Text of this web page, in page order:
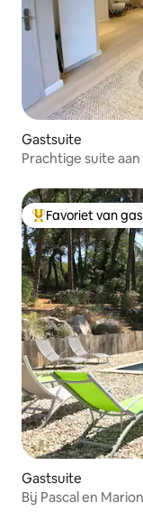
Gastsuite
Prachtige suite
Topfavoriet van
Favoriet van
Gastsuite
Bij Pascal en Marion